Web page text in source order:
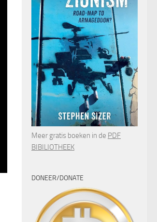
Meer gratis boeken in de PDF
BIBILIOTHEEK
DONEER/DONATE